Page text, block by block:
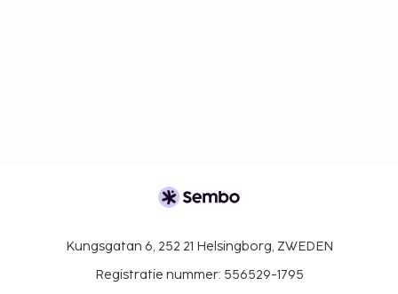
Kungsgatan 6, 252 21 Helsingborg, ZWEDEN
Registratie nummer: 556529-1795